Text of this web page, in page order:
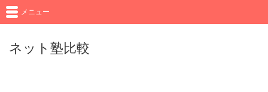
ネット塾比較
メニュー